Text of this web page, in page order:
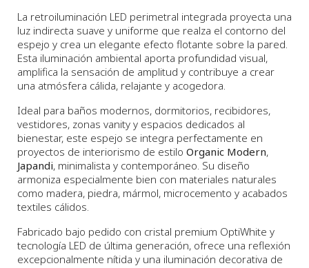
La retroiluminación LED perimetral integrada proyecta una
luz indirecta suave y uniforme que realza el contorno del
espejo y crea un elegante efecto flotante sobre la pared.
Esta iluminación ambiental aporta profundidad visual,
amplifica la sensación de amplitud y contribuye a crear
una atmósfera cálida, relajante y acogedora.
Ideal para baños modernos, dormitorios, recibidores,
vestidores, zonas vanity y espacios dedicados al
bienestar, este espejo se integra perfectamente en
proyectos de interiorismo de estilo Organic Modern,
Japandi, minimalista y contemporáneo. Su diseño
armoniza especialmente bien con materiales naturales
como madera, piedra, mármol, microcemento y acabados
textiles cálidos.
Fabricado bajo pedido con cristal premium OptiWhite y
tecnología LED de última generación, ofrece una reflexión
excepcionalmente nítida y una iluminación decorativa de